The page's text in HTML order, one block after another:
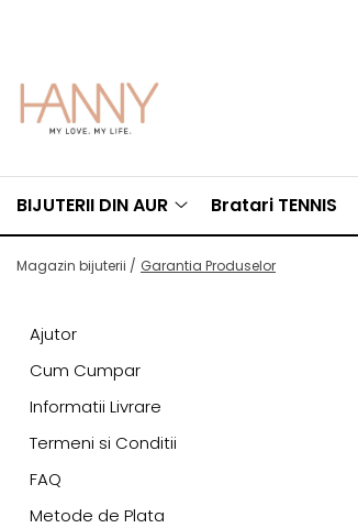
Bijuterii AUR pentru Copii
Piele Naturala
Accesorii Piercing
Solutie curatare argint
sau Magazin
Carduri cadou
BIJUTERII DIN AUR Bratari TENNIS
Magazin bijuterii / Garantia Produselor
Ajutor
Cum Cumpar
Informatii Livrare
Termeni si Conditii
FAQ
Metode de Plata